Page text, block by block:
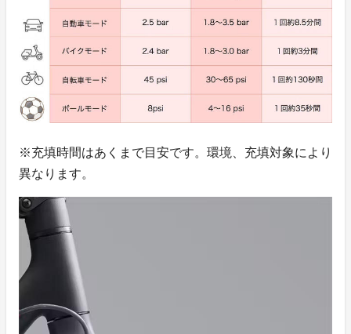
※充填時間はあくまで目安です。環境、充填対象により
異なります。